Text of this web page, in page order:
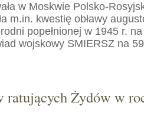
w Moskwie Polsko-
m.in. kwestię obławy
popełnionej w 1945 r.
wojskowy SMIERSZ na
Żydów w